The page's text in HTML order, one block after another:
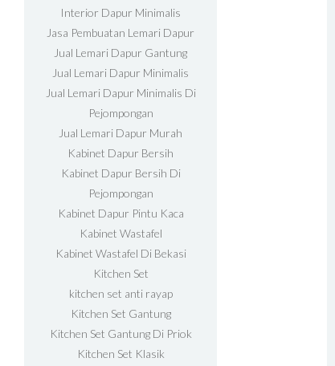
Interior Dapur Minimalis
Jasa Pembuatan Lemari Dapur
Jual Lemari Dapur Gantung
Jual Lemari Dapur Minimalis
Jual Lemari Dapur Minimalis Di
Pejompongan
Jual Lemari Dapur Murah
Kabinet Dapur Bersih
Kabinet Dapur Bersih Di
Pejompongan
Kabinet Dapur Pintu Kaca
Kabinet Wastafel
Kabinet Wastafel Di Bekasi
Kitchen Set
kitchen set anti rayap
Kitchen Set Gantung
Kitchen Set Gantung Di Priok
Kitchen Set Klasik